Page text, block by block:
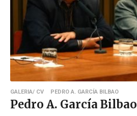
GALERIA/ CV PEDRO A. GARCÍA BILBAO
Pedro A. García Bilbao